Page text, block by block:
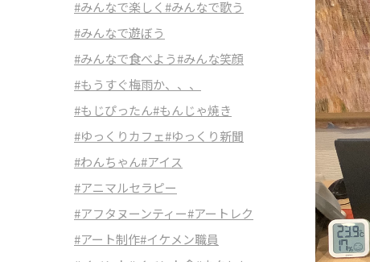
#みんなで楽しく #みんなで歌う
#みんなで遊ぼう
#みんなで食べよう#みんな笑顔
#もうすぐ梅雨か、、、
#もじぴったん#もんじゃ焼き
#ゆっくりカフェ#ゆっくり新聞
#わんちゃん#アイス
#アニマルセラピー
#アフタヌーンティー#アートレク
#アート制作#イケメン職員